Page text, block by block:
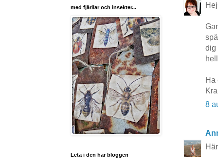
dig
Ha
8
med fjärilar och insekter...
Leta i den här bloggen